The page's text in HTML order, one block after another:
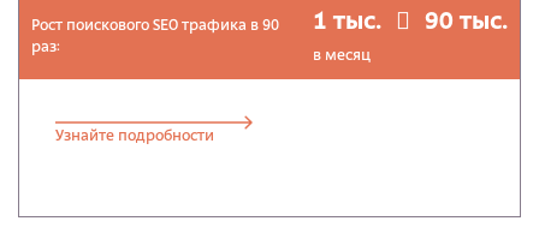
Рост поискового SEO трафика в 90
раз:
1 тыс. 90 тыс.
в месяц
Узнайте подробности